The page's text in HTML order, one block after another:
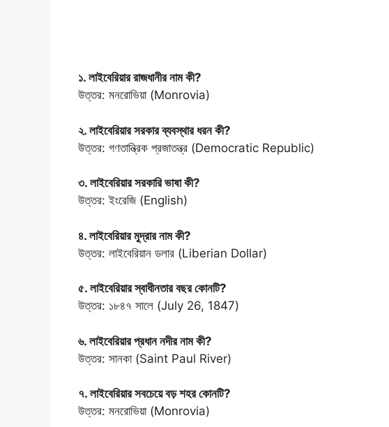
১. লাইবেরিয়ার রাজধানীর নাম কী?
উত্তর: মনরোভিয়া (Monrovia)
২. লাইবেরিয়ার সরকার ব্যবস্থার ধরন কী?
উত্তর: গণতান্ত্রিক প্রজাতন্ত্র (Democratic Republic)
৩. লাইবেরিয়ার সরকারি ভাষা কী?
উত্তর: ইংরেজি (English)
৪. লাইবেরিয়ার মুদ্রার নাম কী?
উত্তর: লাইবেরিয়ান ডলার (Liberian Dollar)
৫. লাইবেরিয়ার স্বাধীনতার বছর কোনটি?
উত্তর: ১৮৪৭ সালে (July 26, 1847)
৬. লাইবেরিয়ার প্রধান নদীর নাম কী?
উত্তর: সানকা (Saint Paul River)
৭. লাইবেরিয়ার সবচেয়ে বড় শহর কোনটি?
উত্তর: মনরোভিয়া (Monrovia)